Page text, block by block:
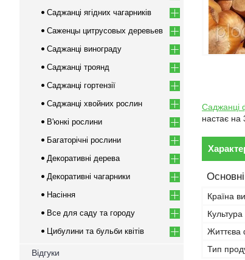
Саджанці
настає на
Країна
Культура
Життєва
Тип
Саджанці ягідних чагарників
Саженцы цитрусовых деревьев
Саджанці винограду
Саджанці троянд
Саджанці гортензії
Саджанці хвойних рослин
В'юнкі рослини
Багаторічні рослини
Декоративні дерева
Декоративні чагарники
Насіння
Все для саду та городу
Цибулини та бульби квітів
Відгуки